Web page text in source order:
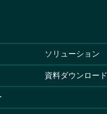
ソリューション
資料ダウンロード